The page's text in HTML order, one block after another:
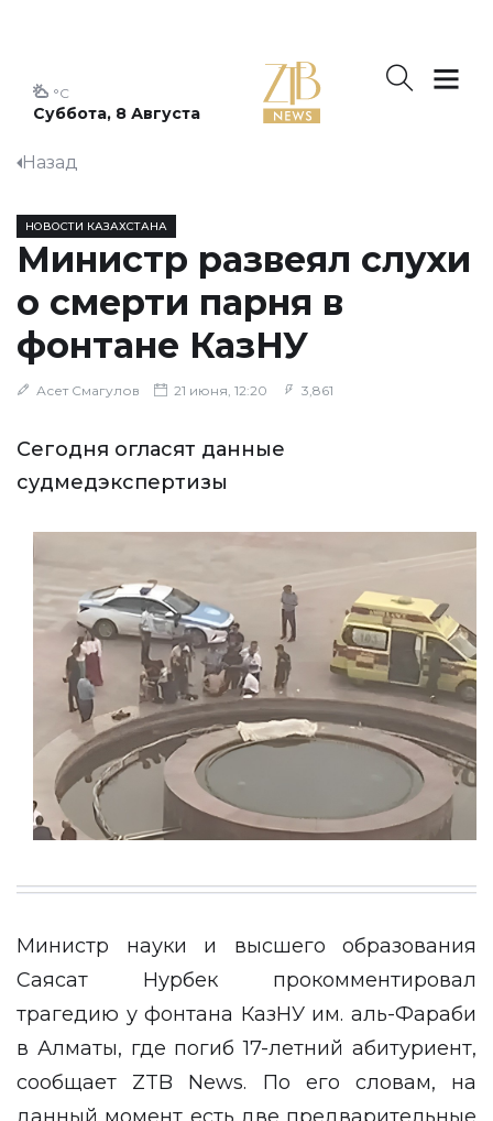
Суббота, 8 Августа
°C
Назад
НОВОСТИ КАЗАХСТАНА
Министр развеял слухи
о смерти парня в
фонтане КазНУ
Асет Смагулов 21 июня, 12:20 3,861
Сегодня огласят данные
судмедэкспертизы
Министр науки и высшего образования
Саясат Нурбек прокомментировал
трагедию у фонтана КазНУ им. аль-Фараби
в Алматы, где погиб 17-летний абитуриент,
сообщает ZTB News. По его словам, на